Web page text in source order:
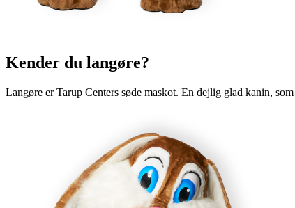
Kender du langøre?
Langøre er Tarup Centers søde maskot. En dejlig glad kanin,